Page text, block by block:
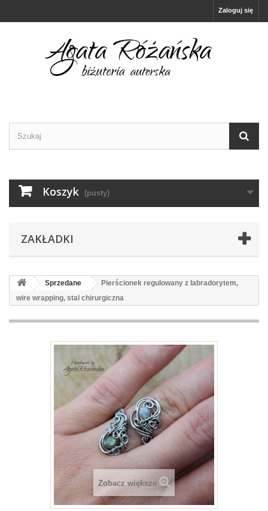
Zaloguj się
Koszyk (pusty)
ZAKŁADKI
Sprzedane
Pierścionek regulowany z labradorytem,
wire wrapping, stal chirurgiczna
Zobacz większe